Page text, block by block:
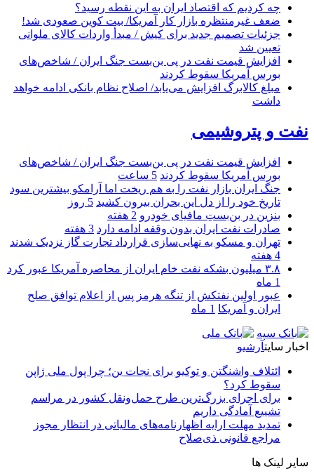
چه کردیم که اقتصاد ایران به این نقطه رسید؟
ضعف غیرمنتظره بازار کار آمریکا/ بیت کوین صعودی شد!
جزئیات تصمیم جدید برای کیش / مبدأ واردات کالای ملوانی
تعیین شد
افزایش قیمت نفت در پی بن‌بست جنگ ایران / شاخص‌های
بورس آمریکا سقوط کردند
مبلغ کالابرگ افزایش می‌یابد/ اصلاح نظام بانکی ادامه خواهد
داشت
نفت و پتروشیمی
افزایش قیمت نفت در پی بن‌بست جنگ ایران / شاخص‌های
بورس آمریکا سقوط کردند 5 ساعت
جنگ ایران بازار نفت را به هم ریخت اما آرامکو بیشترین سود
تاریخ خود را از دل این بحران بیرون کشید 5 روز
بنزین در بن‌بستِ مافیای خودرو 2 هفته
صادرات نفت ایران بدون وقفه ادامه دارد 3 هفته
تهران و مسکو به نهایی‌سازی قرارداد تجارت گاز نزدیک شدند
4 هفته
۳.۸ میلیون بشکه نفت خام ایران از محاصره آمریکا عبور کرد
1 ماه
عبور اولین نفتکش از تنگه هرمز پس از اعلام توافق صلح
ایران و آمریکا 1 ماه
اخبار سایتآرشیو
ائتلاف واشنگتن و توکیو برای نجات ین؛ چرا پول ملی ژاپن
سقوط کرد؟
برای اجرای بزرگ‌ترین طرح حمل‌ونقل کشور در مراسم
تشییع آمادگی داریم
تمدید مهلت ارایه اظهارنامه‌های مالیاتی در انتظار مجوز
مراجع قانونی ذی‌‏صلاح
سایر لینک ها